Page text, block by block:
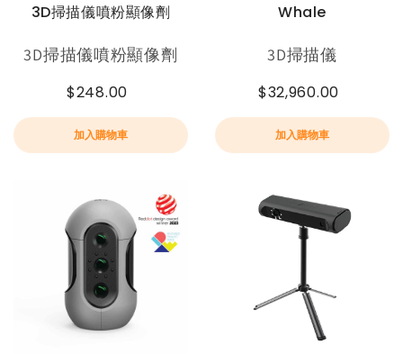
3D掃描儀噴粉顯像劑
3D掃描儀噴粉顯像劑
$248.00
加入購物車
Whale
3D掃描儀
$32,960.00
加入購物車